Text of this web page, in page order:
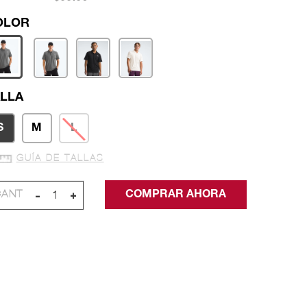
M L
GUÍA DE TALLAS
+
-